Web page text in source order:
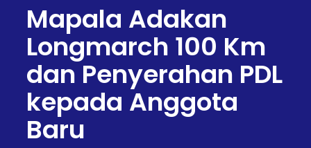
Mapala Adakan
Longmarch 100 Km
dan Penyerahan PDL
kepada Anggota
Baru